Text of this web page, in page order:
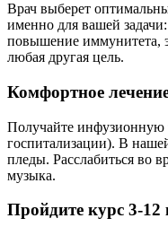
Врач выберет
именно для вашей
повышение иммунитета,
любая другая цель.
Комфортное
Получайте инфузионную
госпитализации). В
пледы. Расслабиться во
музыка.
Пройдите курс 3-12